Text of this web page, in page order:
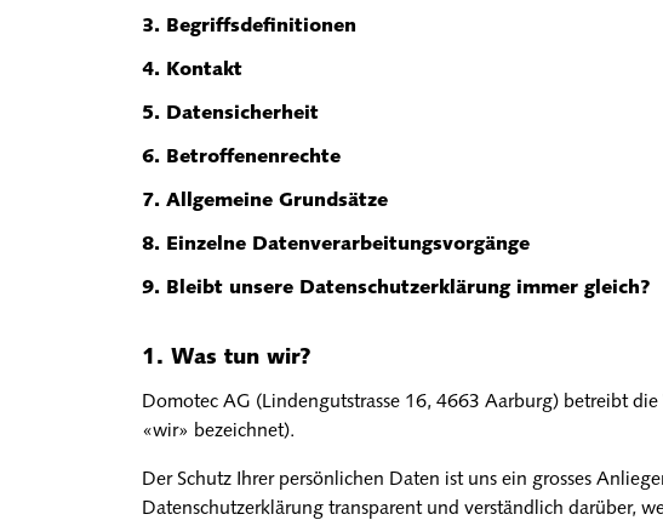
3. Begriffsdefinitionen
4. Kontakt
5. Datensicherheit
6. Betroffenenrechte
7. Allgemeine Grundsätze
8. Einzelne Datenverarbeitungsvorgänge
9. Bleibt unsere Datenschutzerklärung immer gleich?
Was tun wir?
Domotec AG (Lindengutstrasse 16, 4663 Aarburg) betreibt die
«wir» bezeichnet).
Der Schutz Ihrer persönlichen Daten ist uns ein grosses
Datenschutzerklärung transparent und verständlich darüber,